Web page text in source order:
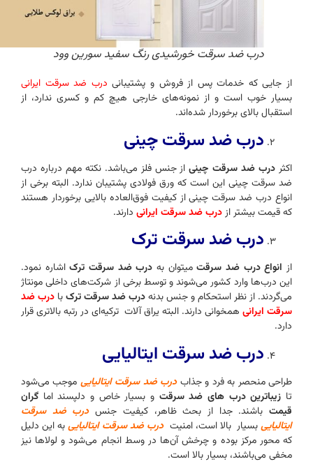
درب ضد سرقت خورشیدی رنگ سفید سورین وود
از جایی که خدمات پس از فروش و پشتیبانیدرب‌ ضد سرقت ایرانی
بسیار خوب است و از نمونه‌های خارجی هیچ کم و کسری ندارد، از
استقبال بالای برخوردار شده‌اند.
درب ضد سرقت چینی
اکثردرب‌ ضد سرقت چینیاز جنس فلز می‌باشد. نکته مهم درباره درب
ضد سرقت چینی این است که ورق فولادی پشتیبان ندارد. البته برخی از
انواع درب‌ ضد سرقت چینی از کیفیت فوق‌العاده بالایی برخوردار هستند
که قیمت بیشتر ازدرب‌ ضد سرقت ایرانیدارند.
درب ضد سرقت ترک
ازانواع درب ضد سرقتمیتوان بهدرب ضد سرقت ترکاشاره نمود.
این درب‌ها وارد کشور می‌شوند و توسط برخی از شرکت‌های داخلی مونتاژ
می‌گردند. از نظر استحکام و جنس بدنهدرب ضد سرقت ترکبادرب‌ ضد
سرقت ایرانیهمخوانی دارند. البته یراق آلات ترکیه‌ای در رتبه بالاتری قرار
دارد.
درب ضد سرقت ایتالیایی
طراحی منحصر به فرد و جذابدرب ضد سرقت ایتالیاییموجب می‌شود
تازیباترین درب های ضد سرقتو بسیار خاص و دلپسند اماگران
قیمتباشند. جدا از بحث ظاهر، کیفیت جنسدرب ضد سرقت
ایتالیاییبسیار بالا است، امنیتدرب ضد سرقت ایتالیاییبه این دلیل
که محور مرکز بوده و چرخش آن‌ها در وسط انجام می‌شود و لولاها نیز
مخفی می‌باشند، بسیار بالا است.